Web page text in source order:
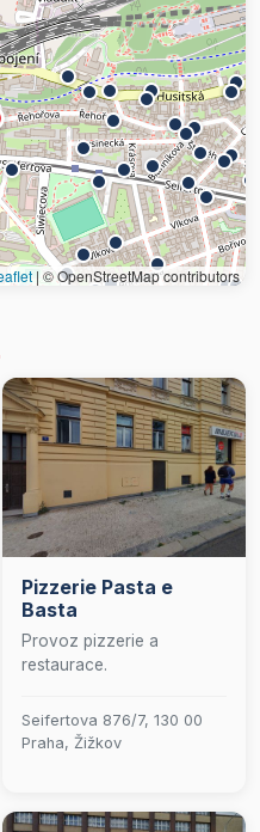
| © OpenStreetMap contributors
Pizzerie Pasta e
Basta
Provoz pizzerie a
restaurace.
Seifertova 876/7, 130 00
Praha, Žižkov